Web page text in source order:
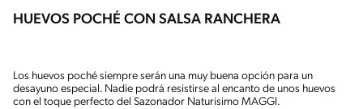
HUEVOS POCHÉ CON SALSA RANCHERA
Los huevos poché siempre serán una muy buena opción para un
desayuno especial. Nadie podrá resistirse al encanto de unos huevos
con el toque perfecto del Sazonador Naturisimo MAGGI.